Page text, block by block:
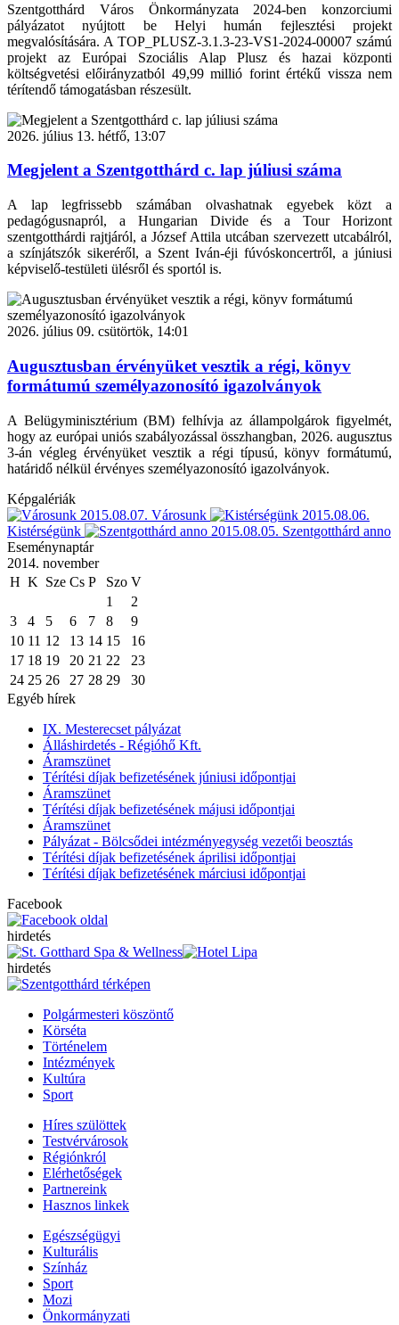
Szentgotthárd Város Önkormányzata 2024-ben konzorciumi
pályázatot nyújtott be Helyi humán fejlesztési projekt
megvalósítására. A TOP_PLUSZ-3.1.3-23-VS1-2024-00007 számú
projekt az Európai Szociális Alap Plusz és hazai központi
költségvetési előirányzatból 49,99 millió forint értékű vissza nem
térítendő támogatásban részesült.
2026. július 13. hétfő, 13:07
Megjelent a Szentgotthárd c. lap júliusi száma
A lap legfrissebb számában olvashatnak egyebek közt a
pedagógusnapról, a Hungarian Divide és a Tour Horizont
szentgotthárdi rajtjáról, a József Attila utcában szervezett utcabálról,
a színjátszók sikeréről, a Szent Iván-éji fúvóskoncertről, a júniusi
képviselő-testületi ülésről és sportól is.
2026. július 09. csütörtök, 14:01
Augusztusban érvényüket vesztik a régi, könyv
formátumú személyazonosító igazolványok
A Belügyminisztérium (BM) felhívja az állampolgárok figyelmét,
hogy az európai uniós szabályozással összhangban, 2026. augusztus
3-án végleg érvényüket vesztik a régi típusú, könyv formátumú,
határidő nélkül érvényes személyazonosító igazolványok.
Képgalériák
2015.08.07. Városunk
2015.08.06.
Kistérségünk
2015.08.05. Szentgotthárd anno
Eseménynaptár
2014. november
H K Sze Cs P Szo V
1
2
3
4 5 6 7 8
9
10 11 12 13 14 15
16
17 18 19 20 21 22
23
24 25 26 27 28 29
30
Egyéb hírek
IX. Mesterecset pályázat
Álláshirdetés - Régióhő Kft.
Áramszünet
Térítési díjak befizetésének júniusi időpontjai
Áramszünet
Térítési díjak befizetésének májusi időpontjai
Áramszünet
Pályázat - Bölcsődei intézményegység vezetői beosztás
Térítési díjak befizetésének áprilisi időpontjai
Térítési díjak befizetésének márciusi időpontjai
Facebook
hirdetés
hirdetés
Polgármesteri köszöntő
Körséta
Történelem
Intézmények
Kultúra
Sport
Híres szülöttek
Testvérvárosok
Régiónkról
Elérhetőségek
Partnereink
Hasznos linkek
Egészségügyi
Kulturális
Színház
Sport
Mozi
Önkormányzati